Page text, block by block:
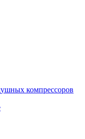
компрессоров